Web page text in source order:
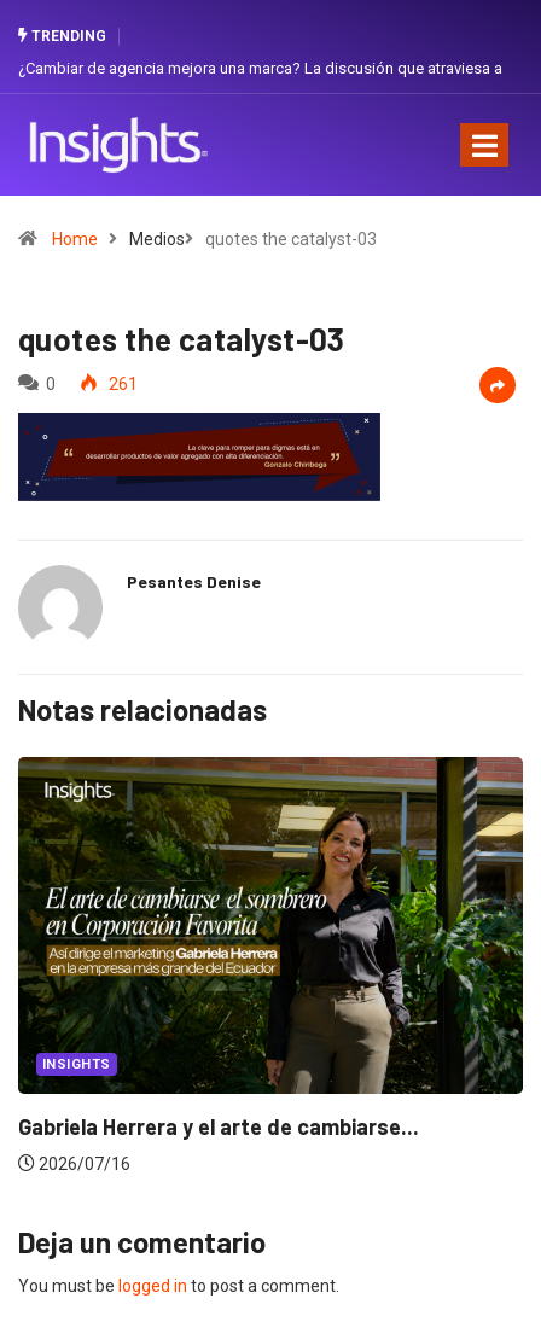
TRENDING
de agencia mejora una marca? La discusión que atraviesa a
Home Medios quotes the catalyst-03
quotes the catalyst-03
0 261
Pesantes Denise
Notas relacionadas
INSIGHTS
Gabriela Herrera y el arte de cambiarse...
2026/07/16
Deja un comentario
You must be logged in to post a comment.